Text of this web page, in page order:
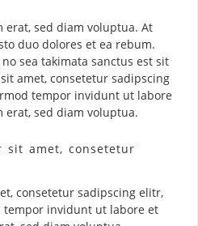
erat, sed diam voluptua. At
duo dolores et ea rebum.
sea takimata sanctus est sit
amet, consetetur sadipscing
tempor invidunt ut labore
erat, sed diam voluptua.
sit amet, consetetur
consetetur sadipscing elitr,
invidunt ut labore et